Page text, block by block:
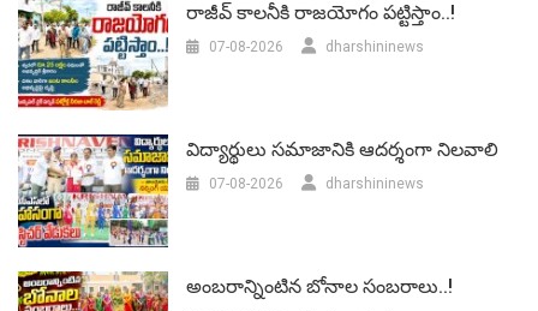
రాజీవ్ కాలనీకి రాజయోగం పట్టిస్తాం..!
07-08-2026 dharshininews
విద్యార్థులు సమాజానికి ఆదర్శంగా నిలవాలి
07-08-2026 dharshininews
అంబరాన్నింటిన బోనాల సంబరాలు..!